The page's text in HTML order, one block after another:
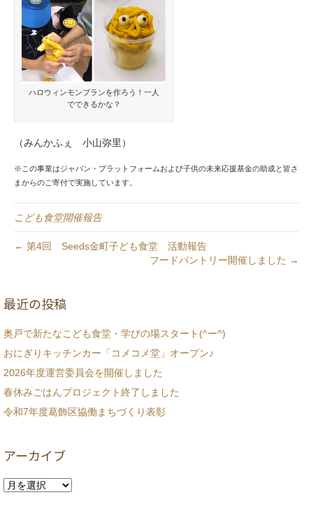
ハロウィンモンブランを作ろう！一人
でできるかな？
（みんかふぇ 小山弥里）
※この事業はジャパン・プラットフォームおよび子供の未来応援基金の助成と皆さ
まからのご寄付で実施しています。
こども食堂開催報告
← 第4回 Seeds金町子ども食堂 活動報告
フードパントリー開催しました →
最近の投稿
奥戸で新たなこども食堂・学びの場スタート(^ー^)
おにぎりキッチンカー「コメコメ堂」オープン♪
2026年度運営委員会を開催しました
春休みごはんプロジェクト終了しました
令和7年度葛飾区協働まちづくり表彰
アーカイブ
ア